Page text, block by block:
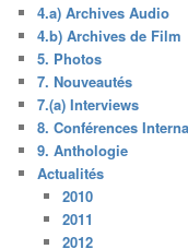
4.a) Archives Audio
4.b) Archives de Film
5. Photos
7. Nouveautés
7.(a) Interviews
8. Conférences
9. Anthologie
Actualités
2010
2011
2012